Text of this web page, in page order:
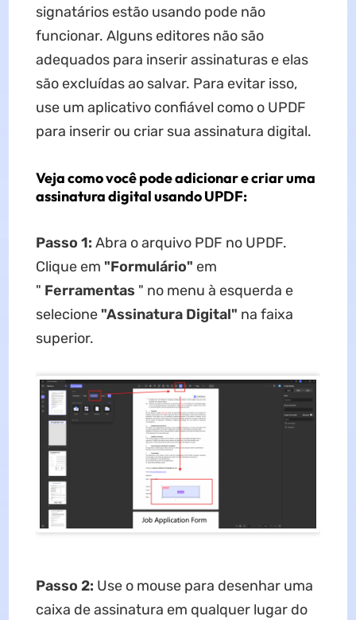
signatários estão usando pode não
funcionar. Alguns editores não são
adequados para inserir assinaturas e elas
são excluídas ao salvar. Para evitar isso,
use um aplicativo confiável como o UPDF
para inserir ou criar sua assinatura digital.
Veja como você pode adicionar e criar uma
assinatura digital usando UPDF:
Passo 1: Abra o arquivo PDF no UPDF.
Clique em "Formulário" em
" Ferramentas " no menu à esquerda e
selecione "Assinatura Digital" na faixa
superior.
Passo 2: Use o mouse para desenhar uma
caixa de assinatura em qualquer lugar do